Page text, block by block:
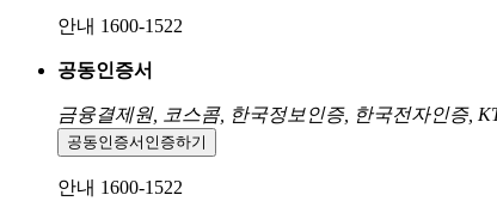
안내 1600-1522
공동인증서
금융결제원, 코스콤, 한국정보인증, 한국전자인증,
공동인증서 인증하기
안내 1600-1522